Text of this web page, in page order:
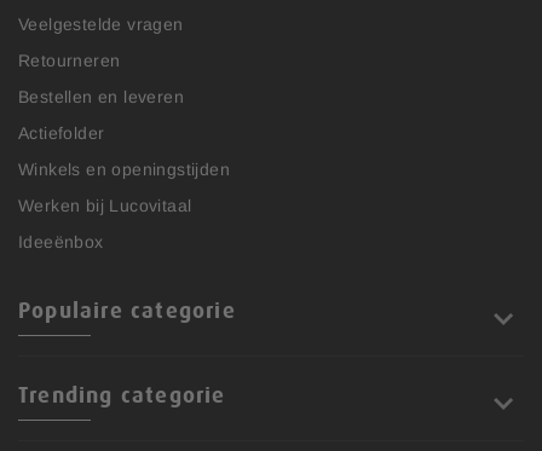
Veelgestelde vragen
Retourneren
Bestellen en leveren
Actiefolder
Winkels en openingstijden
Werken bij Lucovitaal
Ideeënbox
Populaire categorie
Trending categorie